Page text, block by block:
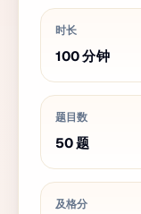
时长
100分钟
题目数
50题
及格分